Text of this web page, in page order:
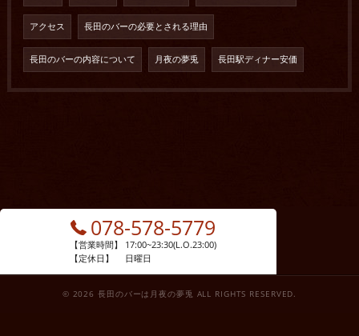
アクセス 長田のバーの必要とされる理由
長田のバーの内容について 月夜の夢兎 長田駅ディナー安価
078-578-5779
【営業時間】
17:00~23:30(L.O.23:00)
【定休日】
日曜日
© 2026 長田のバーは月夜の夢兎 ALL RIGHTS RESERVED.